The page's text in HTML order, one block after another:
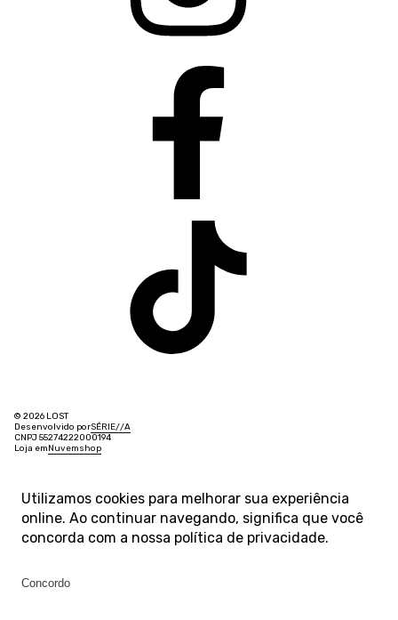
© 2026 LOST
Desenvolvido porSÉRIE//A
CNPJ 55274222000194
Loja emNuvemshop
Utilizamos cookies para melhorar sua experiência
online. Ao continuar navegando, significa que você
concorda com a nossa política de privacidade.
Concordo